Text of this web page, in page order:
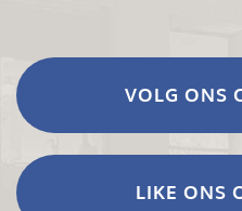
VOLG ONS
LIKE ONS